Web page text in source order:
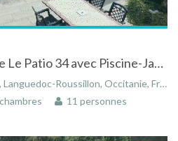
Chambre d'hôtes & Gîte Le Patio 34 avec Piscine-Jacuzzi-Spa-Sauna à Lavérune (4km de Montpellier)
Roussillon, Occitanie, France
11 personnes